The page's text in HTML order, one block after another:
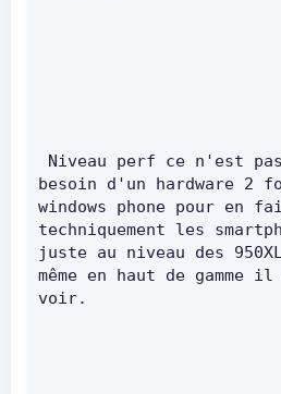
besoin d'un hardware 2
windows phone pour en
techniquement les
juste au niveau des
même en haut de
voir.